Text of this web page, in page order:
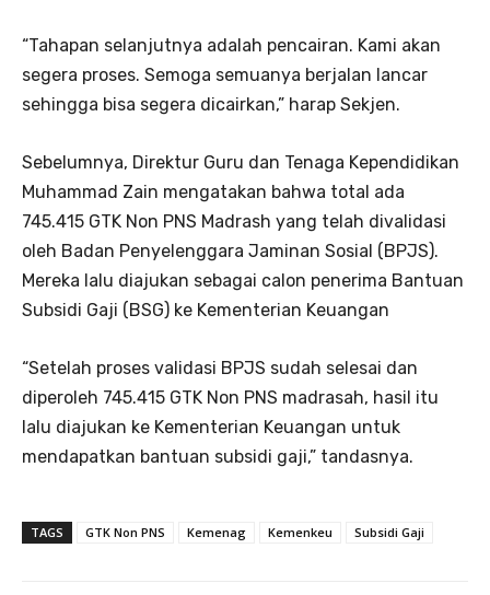
“Tahapan selanjutnya adalah pencairan. Kami akan
segera proses. Semoga semuanya berjalan lancar
sehingga bisa segera dicairkan,” harap Sekjen.
Sebelumnya, Direktur Guru dan Tenaga Kependidikan
Muhammad Zain mengatakan bahwa total ada
745.415 GTK Non PNS Madrash yang telah divalidasi
oleh Badan Penyelenggara Jaminan Sosial (BPJS).
Mereka lalu diajukan sebagai calon penerima Bantuan
Subsidi Gaji (BSG) ke Kementerian Keuangan
“Setelah proses validasi BPJS sudah selesai dan
diperoleh 745.415 GTK Non PNS madrasah, hasil itu
lalu diajukan ke Kementerian Keuangan untuk
mendapatkan bantuan subsidi gaji,” tandasnya.
TAGS GTK Non PNS Kemenag Kemenkeu Subsidi Gaji